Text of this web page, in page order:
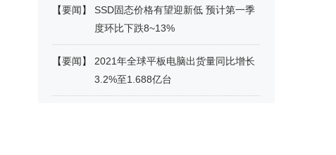
【要闻】
SSD固态价格有望迎新低 预计第一季
度环比下跌8~13%
【要闻】
2021年全球平板电脑出货量同比增长
3.2%至1.688亿台